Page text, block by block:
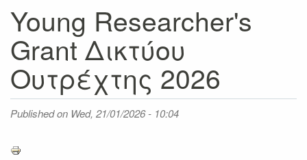
Young Researcher's
Grant Δικτύου
Ουτρέχτης 2026
Published on Wed, 21/01/2026 - 10:04